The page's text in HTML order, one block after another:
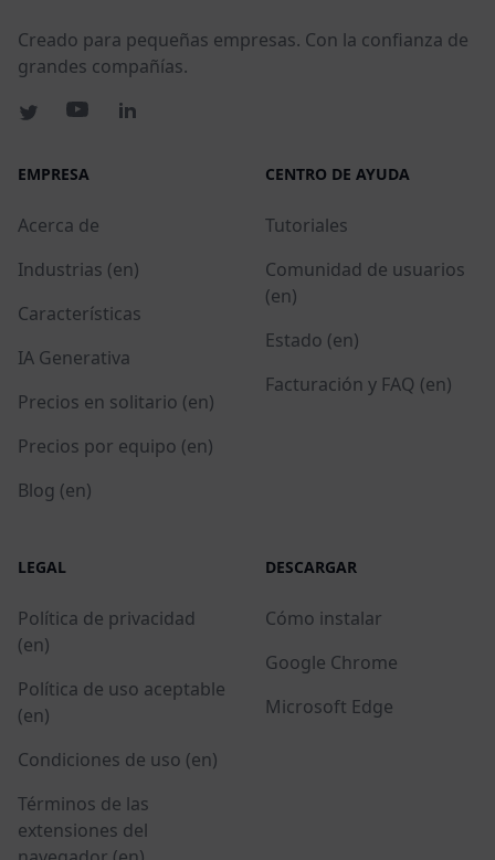
Creado para pequeñas empresas. Con la confianza de
grandes compañías.
EMPRESA
Acerca de
Industrias (en)
Características
IA Generativa
Precios en solitario (en)
Precios por equipo (en)
Blog (en)
CENTRO DE AYUDA
Tutoriales
Comunidad de usuarios
(en)
Estado (en)
Facturación y FAQ (en)
LEGAL
Política de privacidad
(en)
Política de uso aceptable
(en)
Condiciones de uso (en)
Términos de las
extensiones del
DESCARGAR
Cómo instalar
Google Chrome
Microsoft Edge